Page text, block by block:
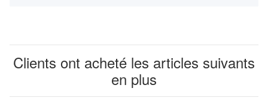
Clients ont acheté les articles suivants
en plus